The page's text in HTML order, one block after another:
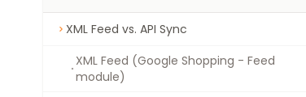
XML Feed vs. API Sync
XML Feed (Google Shopping - Feed
module)